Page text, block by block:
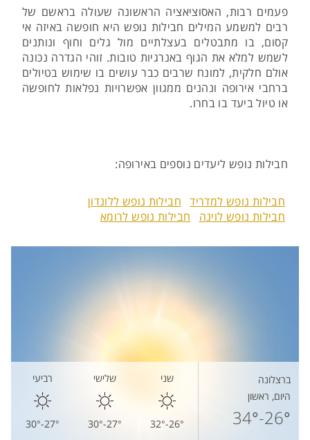
פעמים רבות, האסוציאציה הראשונה שעולה בראשם של
רבים למשמע המילים חבילות נופש היא חופשה באיזה אי
קסום, בו מתבטלים בעצלתיים מול גלים וחוף ונותנים
לשמש למלא את הגוף באנרגיות טובות. זוהי הגדרה נכונה
אולם חלקית, למונח שרבים כבר עושים בו שימוש בטיולים
ברחבי אירופה ונהנים ממגוון אפשרויות נפלאות לחופשה
או טיול ביעד בו בחרו.
חבילות נופש ליעדים נוספים באירופה:
חבילות נופש למדריד
חבילות נופש ללונדון
חבילות נופש לוינה
חבילות נופש לרומא
ברצלונה
היום, ראשון
26°-34°
שני
26°-32°
שלישי
27°-30°
רביעי
27°-30°